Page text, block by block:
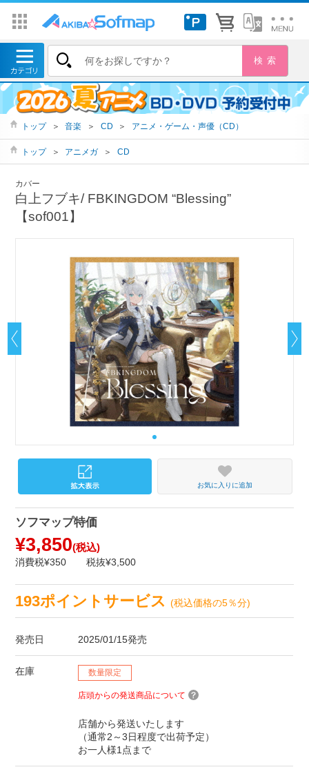
トップ ＞ 音楽 ＞ CD ＞ アニメ・ゲーム・声優（CD）
トップ ＞ アニメガ ＞ CD
カバー
白上フブキ/ FBKINGDOM “Blessing”
【sof001】
お気に入りに追加
ソフマップ特価
¥3,850(税込)
消費税¥350 税抜¥3,500
193ポイントサービス(税込価格の5％分)
発売日 2025/01/15発売
在庫 数量限定
店頭からの発送商品について
店舗から発送いたします
（通常2～3日程度で出荷予定）
お一人様1点まで